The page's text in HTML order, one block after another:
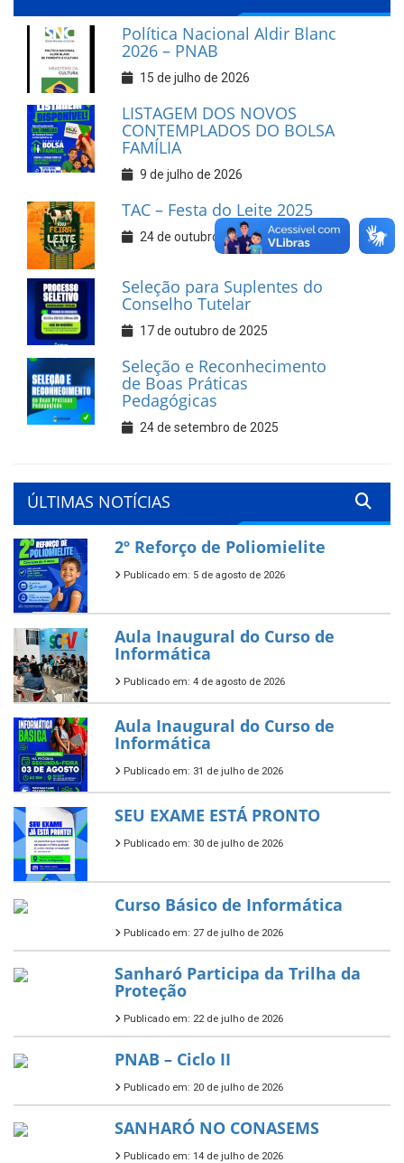
Política Nacional Aldir Blanc
2026 – PNAB
15 de julho de 2026
LISTAGEM DOS NOVOS
CONTEMPLADOS DO BOLSA
FAMÍLIA
9 de julho de 2026
TAC – Festa do Leite 2025
24 de outubro de 2025
Seleção para Suplentes do
Conselho Tutelar
17 de outubro de 2025
Seleção e Reconhecimento
de Boas Práticas
Pedagógicas
24 de setembro de 2025
ÚLTIMAS NOTÍCIAS
2º Reforço de Poliomielite
Publicado em: 5 de agosto de 2026
Aula Inaugural do Curso de
Informática
Publicado em: 4 de agosto de 2026
Aula Inaugural do Curso de
Informática
Publicado em: 31 de julho de 2026
SEU EXAME ESTÁ PRONTO
Publicado em: 30 de julho de 2026
Curso Básico de Informática
Publicado em: 27 de julho de 2026
Sanharó Participa da Trilha da
Proteção
Publicado em: 22 de julho de 2026
PNAB – Ciclo II
Publicado em: 20 de julho de 2026
SANHARÓ NO CONASEMS
Publicado em: 14 de julho de 2026